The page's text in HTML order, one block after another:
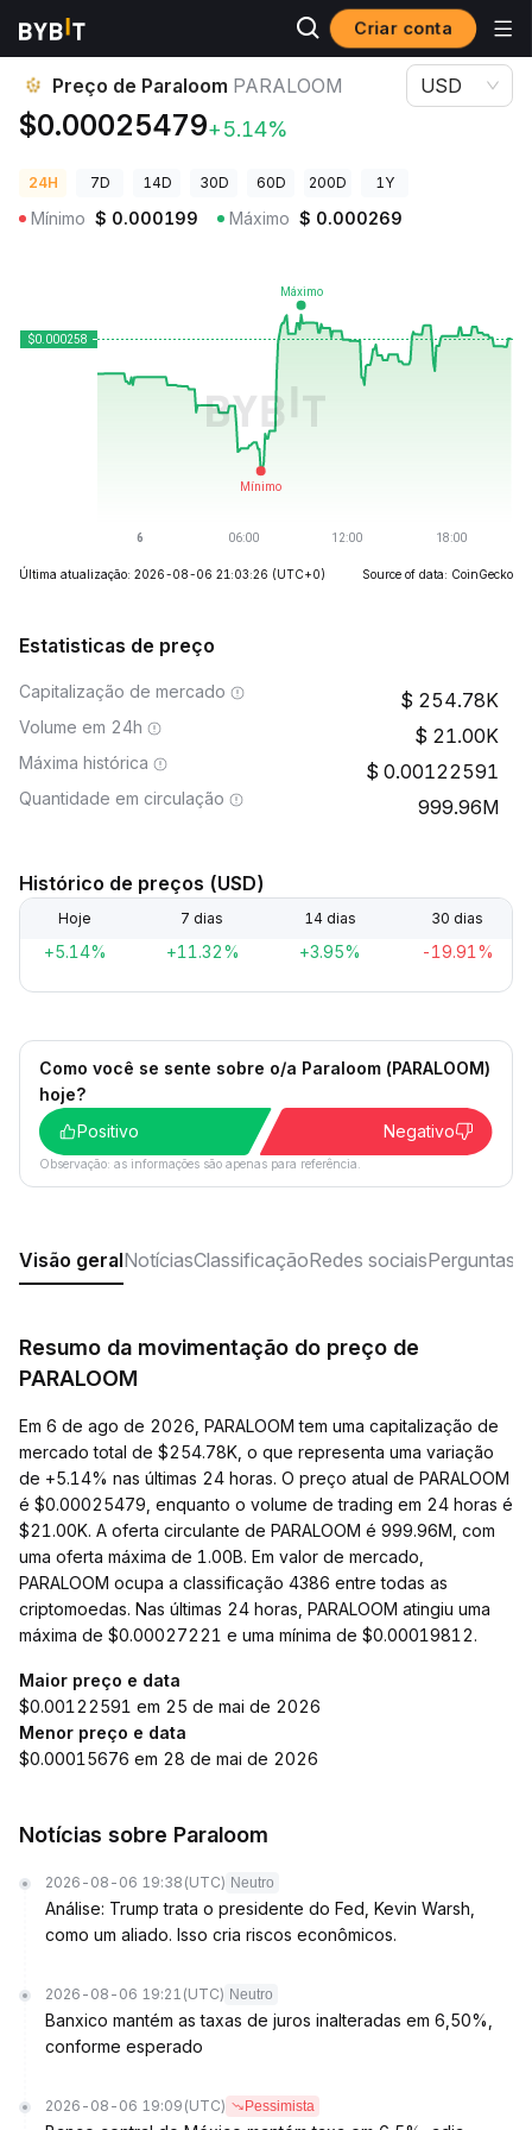
Criar conta
Preços de Criptomoedas Preço de Paraloom PARALOOM
Preço de Paraloom PARALOOM
$0.00025479+5.14%
USD
24H 7D 14D 30D 60D 200D 1Y
Mínimo $ 0.000199 Máximo $ 0.000269
Última atualização: 2026-08-06 21:03:26 (UTC+0) Source of data: CoinGecko
Estatisticas de preço
Capitalização de mercado 254.78K
Volume em 24h 21.00K
Máxima histórica 0.00122591
Quantidade em circulação 999.96M
Histórico de preços (USD)
Hoje 7 dias 14 dias 30 dias
+5.14% +11.32% +3.95% -19.91%
Como você se sente sobre o/a Paraloom (PARALOOM)
hoje?
Positivo
Negativo
Observação: as informações são apenas para referência.
Visão geralNotíciasClassificaçãoRedes sociaisPerguntas
Resumo da movimentação do preço de
PARALOOM
Em 6 de ago de 2026, PARALOOM tem uma capitalização de
mercado total de $254.78K, o que representa uma variação
de +5.14% nas últimas 24 horas. O preço atual de PARALOOM
é $0.00025479, enquanto o volume de trading em 24 horas é
$21.00K. A oferta circulante de PARALOOM é 999.96M, com
uma oferta máxima de 1.00B. Em valor de mercado,
PARALOOM ocupa a classificação 4386 entre todas as
criptomoedas. Nas últimas 24 horas, PARALOOM atingiu uma
máxima de $0.00027221 e uma mínima de $0.00019812.
Maior preço e data
$0.00122591 em 25 de mai de 2026
Menor preço e data
$0.00015676 em 28 de mai de 2026
Notícias sobre Paraloom
2026-08-06 19:38 (UTC) Neutro
Análise: Trump trata o presidente do Fed, Kevin Warsh,
como um aliado. Isso cria riscos econômicos.
2026-08-06 19:21 (UTC) Neutro
Banxico mantém as taxas de juros inalteradas em 6,50%,
conforme esperado
2026-08-06 19:09 (UTC) Pessimista